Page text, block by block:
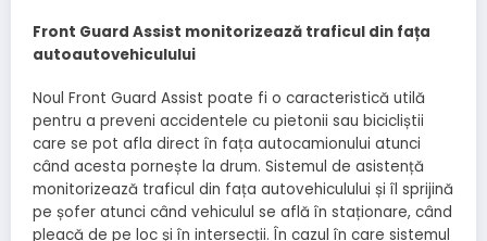
Front Guard Assist monitorizează traficul din fața
autoautovehiculului
Noul Front Guard Assist poate fi o caracteristică utilă
pentru a preveni accidentele cu pietonii sau bicicliștii
care se pot afla direct în fața autocamionului atunci
când acesta pornește la drum. Sistemul de asistență
monitorizează traficul din fața autovehiculului și îl sprijină
pe șofer atunci când vehiculul se află în staționare, când
pleacă de pe loc și în intersecții. În cazul în care sistemul